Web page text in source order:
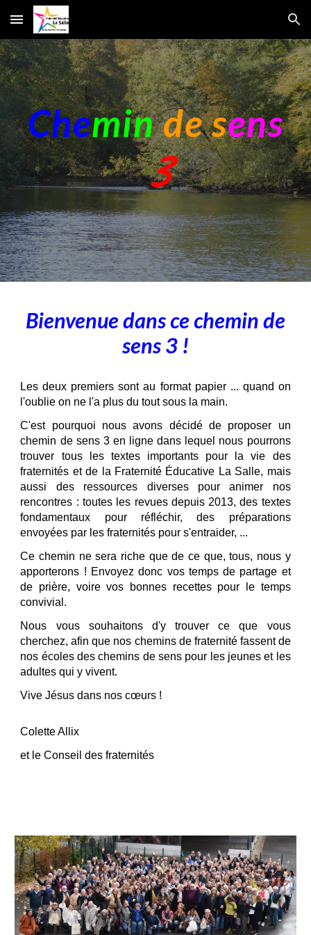
Skip to main content Skip to navigation
Cheminde sens
3
Bienvenue dans ce chemin de
sens 3 !
Les deux premiers sont au format papier ... quand on
l'oublie on ne l'a plus du tout sous la main.
C'est pourquoi nous avons décidé de proposer un
chemin de sens 3 en ligne dans lequel nous pourrons
trouver tous les textes importants pour la vie des
fraternités et de la Fraternité Éducative La Salle, mais
aussi des ressources diverses pour animer nos
rencontres : toutes les revues depuis 2013, des textes
fondamentaux pour réfléchir, des préparations
envoyées par les fraternités pour s'entraider, ...
Ce chemin ne sera riche que de ce que, tous, nous y
apporterons ! Envoyez donc vos temps de partage et
de prière, voire vos bonnes recettes pour le temps
convivial.
Nous vous souhaitons d'y trouver ce que vous
cherchez, afin que nos chemins de fraternité fassent de
nos écoles des chemins de sens pour les jeunes et les
adultes qui y vivent.
Vive Jésus dans nos cœurs !
Colette Allix
et le Conseil des fraternités